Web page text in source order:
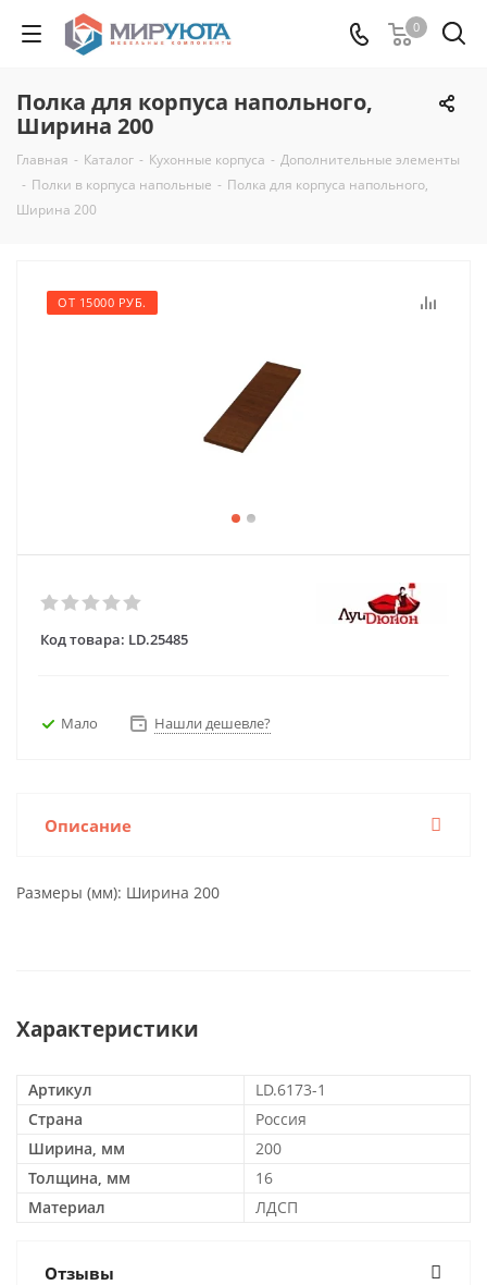
0
Полка для корпуса напольного,
Ширина 200
Главная - Каталог - Кухонные корпуса - Дополнительные элементы
- Полки в корпуса напольные - Полка для корпуса напольного,
Ширина 200
ОТ 15000 РУБ.
Код товара: LD.25485
Мало Нашли дешевле?
Описание
Размеры (мм): Ширина 200
Характеристики
Артикул
LD.6173-1
Страна
Россия
Ширина, мм
200
Толщина, мм
16
Материал
ЛДСП
Отзывы